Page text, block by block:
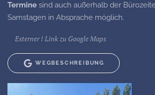
Termine sind auch außerhalb der
Samstagen in Absprache möglich.
Externer ! Link zu Google Maps
WEGBESCHREIBUNG